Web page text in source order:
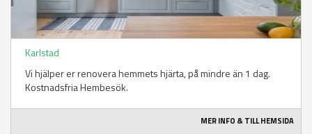
Karlstad
Vi hjälper er renovera hemmets hjärta, på mindre än 1 dag.
Kostnadsfria Hembesök.
MER INFO & TILL HEMSIDA